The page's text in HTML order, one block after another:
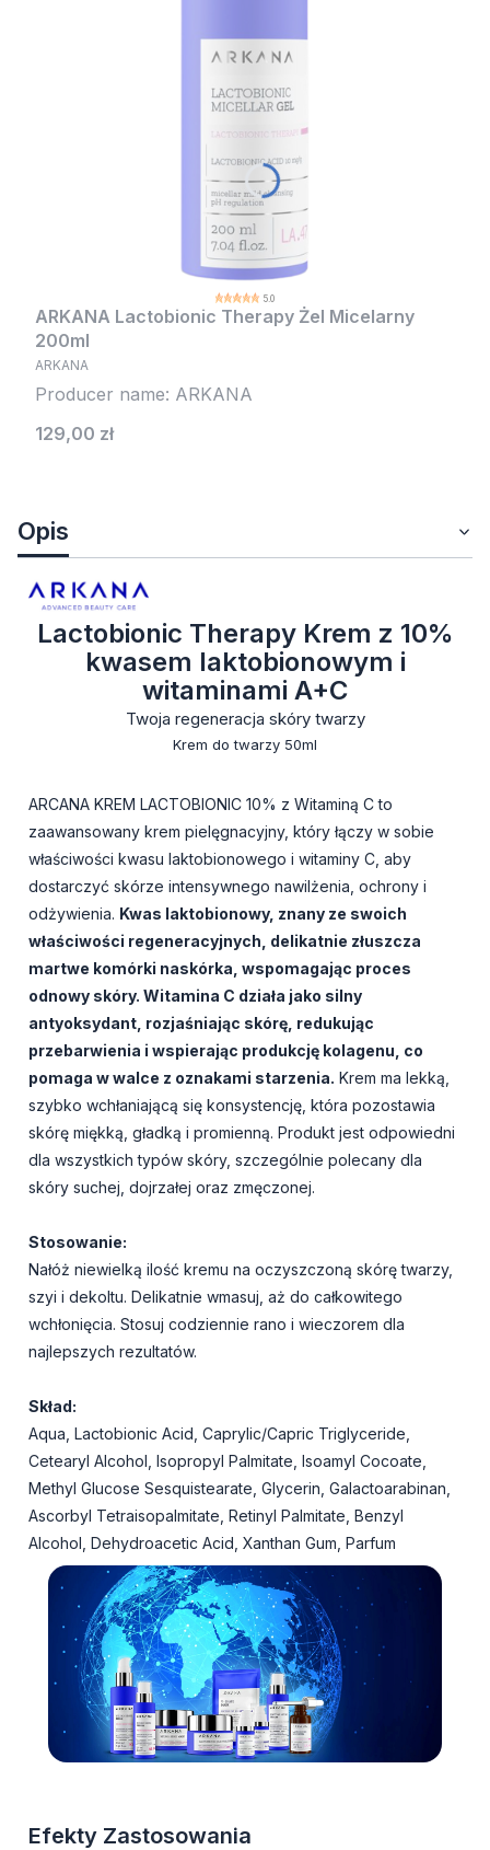
5.0
ARKANA Lactobionic Therapy Żel Micelarny
200ml
ARKANA
Producer name: ARKANA
Cena
129,00 zł
Opis
Lactobionic Therapy Krem z 10%
kwasem laktobionowym i
witaminami A+C
Twoja regeneracja skóry twarzy
Krem do twarzy 50ml
ARCANA KREM LACTOBIONIC 10% z Witaminą C to
zaawansowany krem pielęgnacyjny, który łączy w sobie
właściwości kwasu laktobionowego i witaminy C, aby
dostarczyć skórze intensywnego nawilżenia, ochrony i
odżywienia. Kwas laktobionowy, znany ze swoich
właściwości regeneracyjnych, delikatnie złuszcza
martwe komórki naskórka, wspomagając proces
odnowy skóry. Witamina C działa jako silny
antyoksydant, rozjaśniając skórę, redukując
przebarwienia i wspierając produkcję kolagenu, co
pomaga w walce z oznakami starzenia. Krem ma lekką,
szybko wchłaniającą się konsystencję, która pozostawia
skórę miękką, gładką i promienną. Produkt jest odpowiedni
dla wszystkich typów skóry, szczególnie polecany dla
skóry suchej, dojrzałej oraz zmęczonej.
Stosowanie:
Nałóż niewielką ilość kremu na oczyszczoną skórę twarzy,
szyi i dekoltu. Delikatnie wmasuj, aż do całkowitego
wchłonięcia. Stosuj codziennie rano i wieczorem dla
najlepszych rezultatów.
Skład:
Aqua, Lactobionic Acid, Caprylic/Capric Triglyceride,
Cetearyl Alcohol, Isopropyl Palmitate, Isoamyl Cocoate,
Methyl Glucose Sesquistearate, Glycerin, Galactoarabinan,
Ascorbyl Tetraisopalmitate, Retinyl Palmitate, Benzyl
Alcohol, Dehydroacetic Acid, Xanthan Gum, Parfum
Efekty Zastosowania